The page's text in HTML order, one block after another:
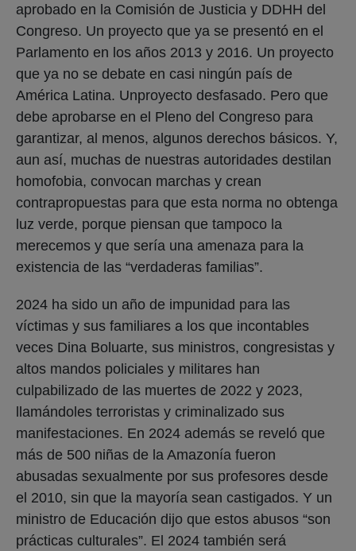
aprobado en la Comisión de Justicia y DDHH del
Congreso. Un proyecto que ya se presentó en el
Parlamento en los años 2013 y 2016. Un proyecto
que ya no se debate en casi ningún país de
América Latina. Unproyecto desfasado. Pero que
debe aprobarse en el Pleno del Congreso para
garantizar, al menos, algunos derechos básicos. Y,
aun así, muchas de nuestras autoridades destilan
homofobia, convocan marchas y crean
contrapropuestas para que esta norma no obtenga
luz verde, porque piensan que tampoco la
merecemos y que sería una amenaza para la
existencia de las “verdaderas familias”.
2024 ha sido un año de impunidad para las
víctimas y sus familiares a los que incontables
veces Dina Boluarte, sus ministros, congresistas y
altos mandos policiales y militares han
culpabilizado de las muertes de 2022 y 2023,
llamándoles terroristas y criminalizado sus
manifestaciones. En 2024 además se reveló que
más de 500 niñas de la Amazonía fueron
abusadas sexualmente por sus profesores desde
el 2010, sin que la mayoría sean castigados. Y un
ministro de Educación dijo que estos abusos “son
prácticas culturales”. El 2024 también será